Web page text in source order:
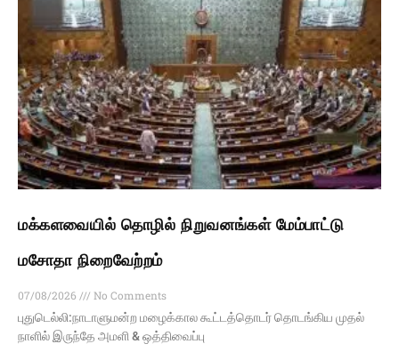
மக்களவையில் தொழில் நிறுவனங்கள் மேம்பாட்டு
மசோதா நிறைவேற்றம்
07/08/2026
No Comments
புதுடெல்லி:நாடாளுமன்ற மழைக்கால கூட்டத்தொடர் தொடங்கிய முதல்
நாளில் இருந்தே அமளி & ஒத்திவைப்பு